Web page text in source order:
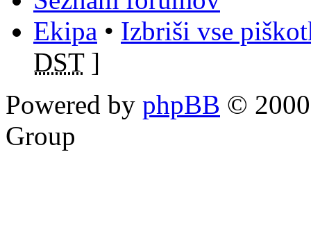
Ekipa • Izbriši vse
DST]
Powered by phpBB ©
Group